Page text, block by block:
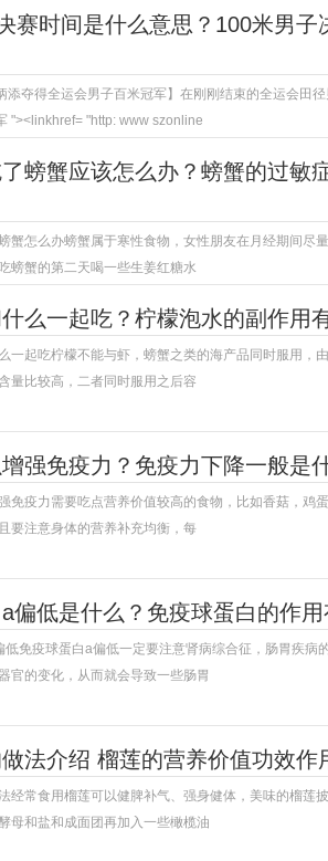
赛时间是什么意思？100米男子
添夺得全运会男子百米冠军】在刚刚结束的全运会田
"><linkhref= "http: www szonline
螃蟹应该怎么办？螃蟹的过敏
蟹怎么办螃蟹属于寒性食物，女性朋友在月经期间尽
螃蟹的第二天喝一些生姜红糖水
么一起吃？柠檬泡水的副作用
一起吃柠檬不能与虾，螃蟹之类的海产品同时服用，
量比较高，二者同时服用之后容
强免疫力？免疫力下降一般是
免疫力需要吃点营养价值较高的食物，比如香菇，鸡
要注意身体的营养补充均衡，每
偏低是什么？免疫球蛋白的作用
低免疫球蛋白a偏低一定要注意肾病综合征，肠胃疾病
官的变化，从而就会导致一些肠胃
法介绍 榴莲的营养价值功效作
经常食用榴莲可以健脾补气、强身健体，美味的榴莲
母和盐和成面团再加入一些橄榄油